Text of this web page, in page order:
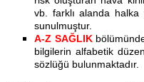
vb. farklı alanda halka
sunulmuştur.
A-Z SAĞLIK
bilgilerin alfabetik
sözlüğü bulunmaktadır.